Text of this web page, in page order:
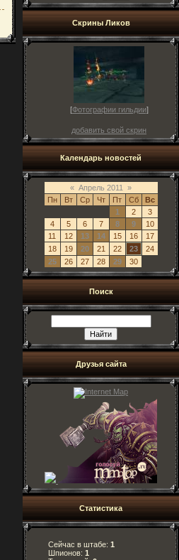
Скрины Ликов
[Фотографии гильдии]
добавить свой скрин
Календарь новостей
« Апрель 2011
»
Пн
Вт Ср Чт Пт Сб
Вс
1
2
3
4
5 6 7 8 9
10
11
12 13 14 15 16
17
18
19 20 21 22 23
24
25
26 27 28 29 30
Поиск
Друзья сайта
Статистика
Сейчас в штабе: 1
Шпионов: 1